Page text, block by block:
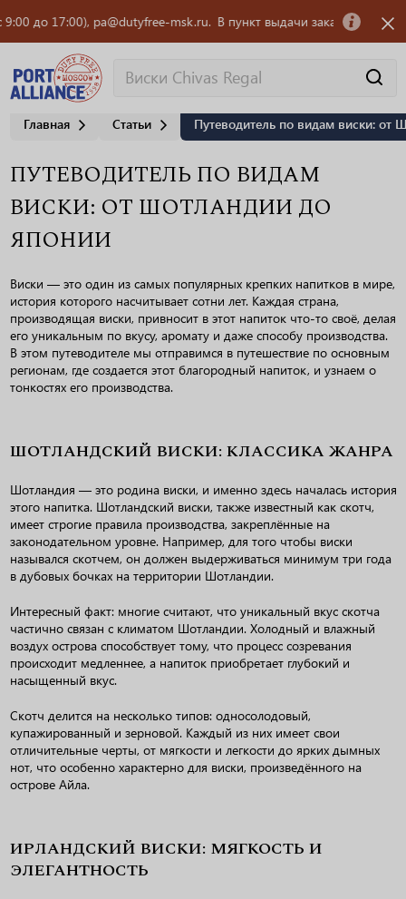
17:00), pa@dutyfree-msk.ru. В пункт выдачи заказов OZON
Главная Статьи Путеводитель по видам виски: от
ПУТЕВОДИТЕЛЬ ПО ВИДАМ
ВИСКИ: ОТ ШОТЛАНДИИ ДО
ЯПОНИИ
Виски — это один из самых популярных крепких напитков в мире,
история которого насчитывает сотни лет. Каждая страна,
производящая виски, привносит в этот напиток что-то своё, делая
его уникальным по вкусу, аромату и даже способу производства.
В этом путеводителе мы отправимся в путешествие по основным
регионам, где создается этот благородный напиток, и узнаем о
тонкостях его производства.
ШОТЛАНДСКИЙ ВИСКИ: КЛАССИКА ЖАНРА
Шотландия — это родина виски, и именно здесь началась история
этого напитка. Шотландский виски, также известный как скотч,
имеет строгие правила производства, закреплённые на
законодательном уровне. Например, для того чтобы виски
назывался скотчем, он должен выдерживаться минимум три года
в дубовых бочках на территории Шотландии.
Интересный факт: многие считают, что уникальный вкус скотча
частично связан с климатом Шотландии. Холодный и влажный
воздух острова способствует тому, что процесс созревания
происходит медленнее, а напиток приобретает глубокий и
насыщенный вкус.
Скотч делится на несколько типов: односолодовый,
купажированный и зерновой. Каждый из них имеет свои
отличительные черты, от мягкости и легкости до ярких дымных
нот, что особенно характерно для виски, произведённого на
острове Айла.
ИРЛАНДСКИЙ ВИСКИ: МЯГКОСТЬ И
ЭЛЕГАНТНОСТЬ